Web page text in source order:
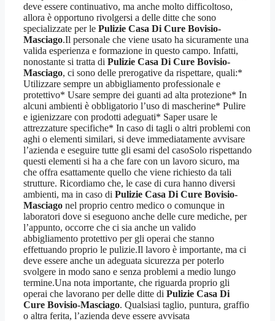
deve essere continuativo, ma anche molto difficoltoso,
allora è opportuno rivolgersi a delle ditte che sono
specializzate per le Pulizie Casa Di Cure Bovisio-
Masciago.Il personale che viene usato ha sicuramente una
valida esperienza e formazione in questo campo. Infatti,
nonostante si tratta di Pulizie Casa Di Cure Bovisio-
Masciago, ci sono delle prerogative da rispettare, quali:*
Utilizzare sempre un abbigliamento professionale e
protettivo* Usare sempre dei guanti ad alta protezione* In
alcuni ambienti è obbligatorio l’uso di mascherine* Pulire
e igienizzare con prodotti adeguati* Saper usare le
attrezzature specifiche* In caso di tagli o altri problemi con
aghi o elementi similari, si deve immediatamente avvisare
l’azienda e eseguire tutte gli esami del casoSolo rispettando
questi elementi si ha a che fare con un lavoro sicuro, ma
che offra esattamente quello che viene richiesto da tali
strutture. Ricordiamo che, le case di cura hanno diversi
ambienti, ma in caso di Pulizie Casa Di Cure Bovisio-
Masciago nel proprio centro medico o comunque in
laboratori dove si eseguono anche delle cure mediche, per
l’appunto, occorre che ci sia anche un valido
abbigliamento protettivo per gli operai che stanno
effettuando proprio le pulizie.Il lavoro è importante, ma ci
deve essere anche un adeguata sicurezza per poterlo
svolgere in modo sano e senza problemi a medio lungo
termine.Una nota importante, che riguarda proprio gli
operai che lavorano per delle ditte di Pulizie Casa Di
Cure Bovisio-Masciago. Qualsiasi taglio, puntura, graffio
o altra ferita, l’azienda deve essere avvisata